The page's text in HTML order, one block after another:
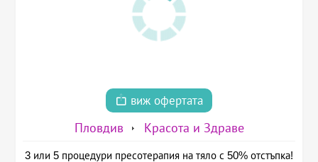
виж офертата
Пловдив Красота и Здраве
3 или 5 процедури пресотерапия на тяло с 50% отстъпка!